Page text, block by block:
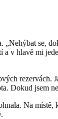
se,
v hlavě mi
rezervách.
Dokud jsem
Na